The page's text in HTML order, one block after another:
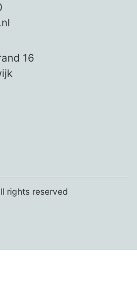
16
rights reserved